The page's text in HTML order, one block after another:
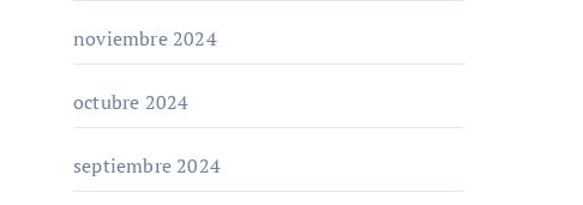
noviembre 2024
octubre 2024
septiembre 2024